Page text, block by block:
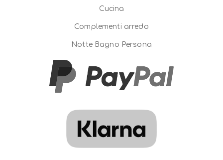
Cucina
Complementi arredo
Notte Bagno Persona